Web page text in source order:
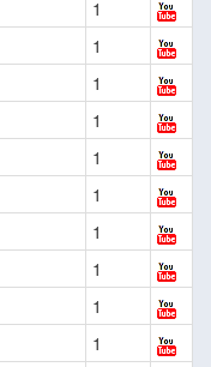
1
1
1
1
1
1
1
1
1
1